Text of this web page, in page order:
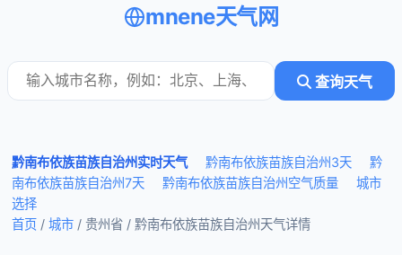
mnene天气网
查询天气
黔南布依族苗族自治州实时天气 黔南布依族苗族自治州3天
黔
南布依族苗族自治州7天
黔南布依族苗族自治州空气质量
城市
选择
首页 / 城市 / 贵州省 / 黔南布依族苗族自治州天气详情